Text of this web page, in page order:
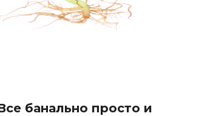
банально просто и